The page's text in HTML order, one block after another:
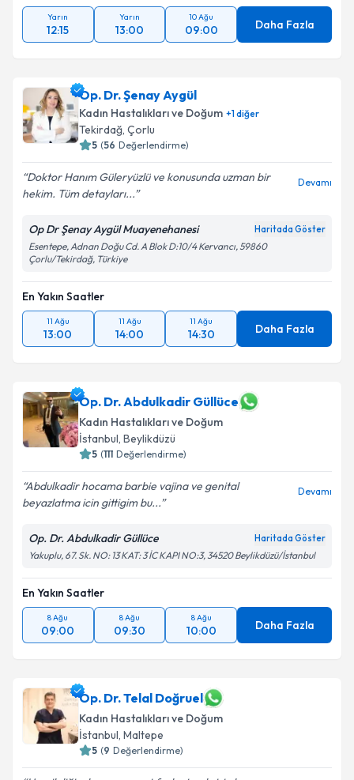
Yarın
12:15
Yarın
13:00
10 Ağu
09:00 Daha Fazla
Op. Dr. Şenay Aygül
Kadın Hastalıkları ve Doğum +1diğer
Tekirdağ, Çorlu
5 (56 Değerlendirme)
Doktor Hanım Güleryüzlü ve konusunda uzman bir
hekim. Tüm detayları...
Devamı
Op Dr Şenay Aygül Muayenehanesi Haritada Göster
Esentepe, Adnan Doğu Cd. A Blok D:10/4 Kervancı, 59860
Çorlu/Tekirdağ, Türkiye
En Yakın Saatler
11 Ağu
13:00
11 Ağu
14:00
11 Ağu
14:30 Daha Fazla
Op. Dr. Abdulkadir Güllüce
Kadın Hastalıkları ve Doğum
İstanbul, Beylikdüzü
5 (111 Değerlendirme)
Abdulkadir hocama barbie vajina ve genital
beyazlatma icin gittigim bu...
Devamı
Op. Dr. Abdulkadir Güllüce Haritada Göster
Yakuplu, 67. Sk. NO: 13 KAT: 3 İC KAPI NO:3, 34520 Beylikdüzü/İstanbul
En Yakın Saatler
8 Ağu
09:00
8 Ağu
09:30
8 Ağu
10:00 Daha Fazla
Op. Dr. Telal Doğruel
Kadın Hastalıkları ve Doğum
İstanbul, Maltepe
5 (9 Değerlendirme)